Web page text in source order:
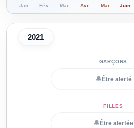
Jan Fév Mar Avr Mai Juin
2021
🔔 Être alerté
🔔 Être alertée